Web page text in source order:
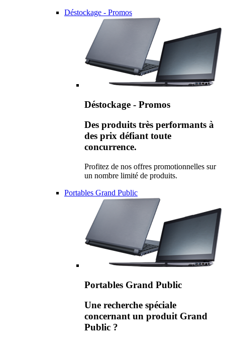
Déstockage - Promos
Déstockage - Promos
Des produits très performants à
des prix défiant toute
concurrence.
Profitez de nos offres promotionnelles sur
un nombre limité de produits.
Portables Grand Public
Portables Grand Public
Une recherche spéciale
concernant un produit Grand
Public ?